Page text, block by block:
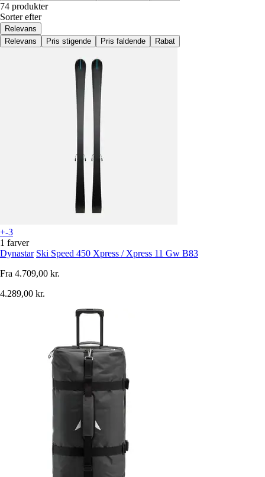
74 produkter
Sorter efter
Relevans
Relevans
Pris stigende Pris faldende Rabat
+-3
1 farver
Dynastar Ski Speed 450 Xpress / Xpress 11 Gw B83
Fra 4.709,00 kr.
4.289,00 kr.